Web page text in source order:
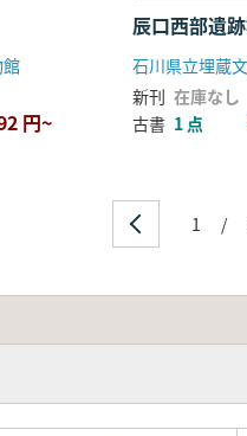
円~
辰口西部遺
新刊 在庫なし
古書 1 点
1 /